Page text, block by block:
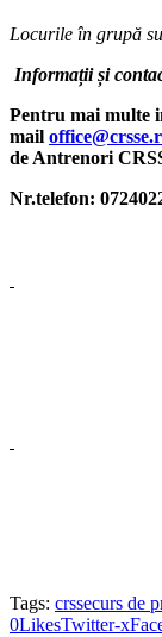
Locurile în grupă
Informații și
Pentru mai multe
mail
de Antrenori
Nr.telefon:
Tags: crssecurs de
0LikesTwitter-x